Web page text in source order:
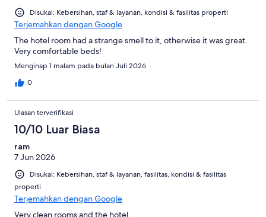
Disukai: Kebersihan, staf & layanan, kondisi & fasilitas properti
Terjemahkan dengan Google
The hotel room had a strange smell to it, otherwise it was great.
Very comfortable beds!
Menginap 1 malam pada bulan Juli 2026
0
Ulasan terverifikasi
10/10 Luar Biasa
ram
7 Jun 2026
Disukai: Kebersihan, staf & layanan, fasilitas, kondisi & fasilitas
properti
Terjemahkan dengan Google